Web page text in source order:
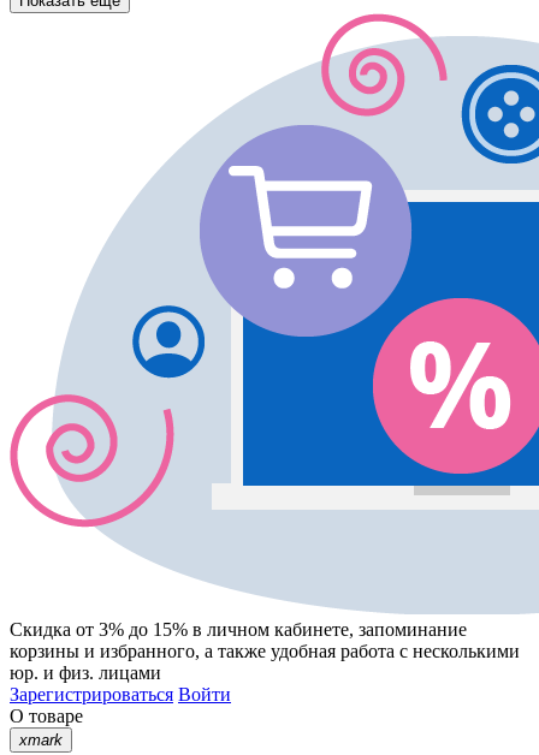
Скидка от 3% до 15% в личном кабинете, запоминание
корзины и избранного, а также удобная работа с несколькими
юр. и физ. лицами
Зарегистрироваться Войти
О товаре
xmark